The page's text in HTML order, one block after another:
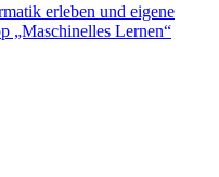
erleben und eigene
„Maschinelles Lernen“